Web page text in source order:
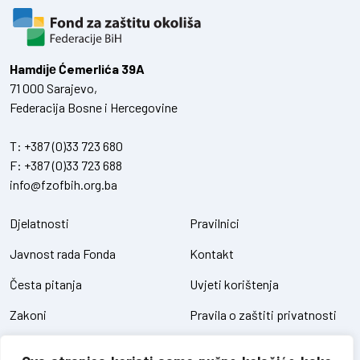
Hamdiје Ćemerlića 39A
71 000 Sarajevo,
Federacija Bosne i Hercegovine
T: +387 (0)33 723 680
F: +387 (0)33 723 688
info@fzofbih.org.ba
Djelatnosti
Javnost rada Fonda
Česta pitanja
Zakoni
Pravilnici
Kontakt
Uvjeti korištenja
Pravila o zaštiti privatnosti